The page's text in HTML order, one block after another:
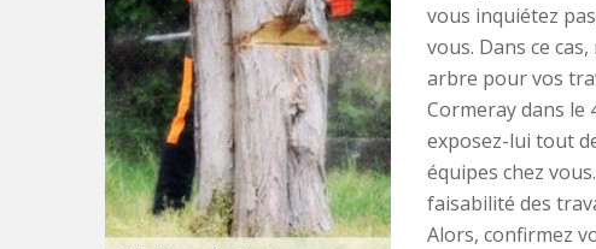
vous inquiétez
vous. Dans ce
arbre pour vos
Cormeray dans le
exposez-lui tout
équipes chez
faisabilité des
Alors, confirmez